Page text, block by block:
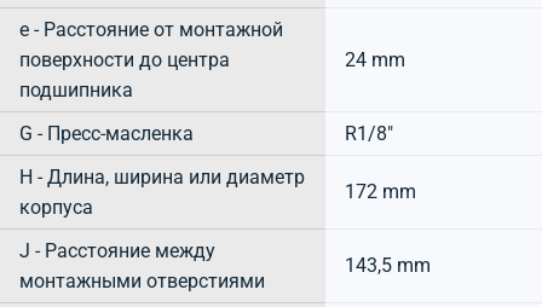
e - Расстояние от монтажной
поверхности до центра
подшипника
24 mm
G - Пресс-масленка
R1/8"
H - Длина, ширина или диаметр
корпуса
172 mm
J - Расстояние между
монтажными отверстиями
143,5 mm